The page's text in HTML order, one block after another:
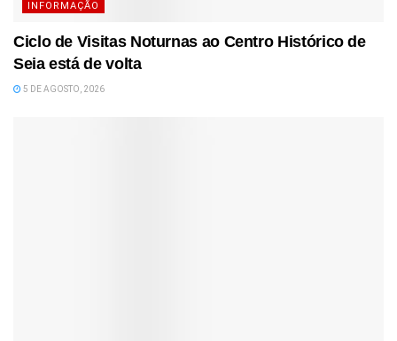
INFORMAÇÃO
Ciclo de Visitas Noturnas ao Centro Histórico de
Seia está de volta
5 DE AGOSTO, 2026